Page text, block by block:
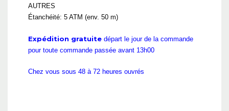
AUTRES
Étanchéité: 5 ATM (env. 50 m)
Expédition gratuite départ le jour de la commande
pour toute commande passée avant 13h00
Chez vous sous 48 à 72 heures ouvrés